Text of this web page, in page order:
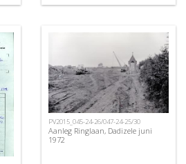
PV2015_045-24-26/047-24-25/30
Aanleg Ringlaan, Dadizele juni
1972